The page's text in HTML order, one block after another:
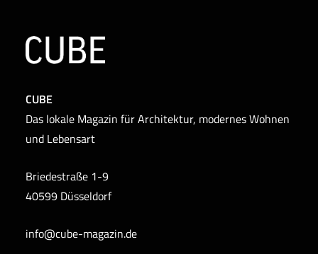
CUBE
Das lokale Magazin für Architektur, modernes Wohnen
und Lebensart
Briedestraße 1-9
40599 Düsseldorf
info@cube-magazin.de